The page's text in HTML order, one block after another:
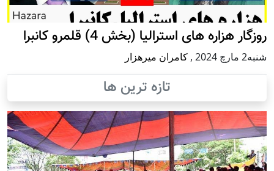
روزگار هزاره های استرالیا (بخش 4) قلمرو کانبرا
شنبه2 مارچ 2024 , کامران میرهزار
تازه ترین ها